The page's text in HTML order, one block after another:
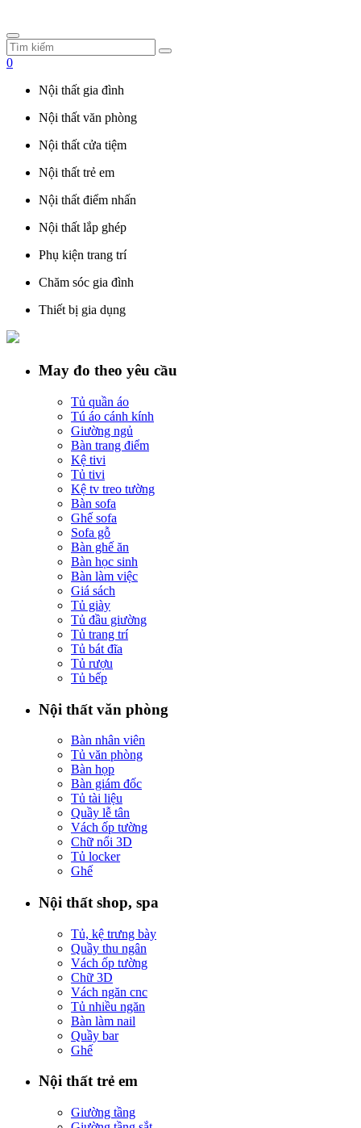
0
Nội thất gia đình
Nội thất văn phòng
Nội thất cửa tiệm
Nội thất trẻ em
Nội thất điểm nhấn
Nội thất lắp ghép
Phụ kiện trang trí
Chăm sóc gia đình
Thiết bị gia dụng
May đo theo yêu cầu
Tủ quần áo
Tú áo cánh kính
Giường ngủ
Bàn trang điểm
Kệ tivi
Tủ tivi
Kệ tv treo tường
Bàn sofa
Ghế sofa
Sofa gỗ
Bàn ghế ăn
Bàn học sinh
Bàn làm việc
Giá sách
Tủ giày
Tủ đầu giường
Tủ trang trí
Tủ bát đĩa
Tủ rượu
Tủ bếp
Nội thất văn phòng
Bàn nhân viên
Tủ văn phòng
Bàn họp
Bàn giám đốc
Tủ tài liệu
Quầy lễ tân
Vách ốp tường
Chữ nổi 3D
Tủ locker
Ghế
Nội thất shop, spa
Tủ, kệ trưng bày
Quầy thu ngân
Vách ốp tường
Chữ 3D
Vách ngăn cnc
Tủ nhiều ngăn
Bàn làm nail
Quầy bar
Ghế
Nội thất trẻ em
Giường tầng